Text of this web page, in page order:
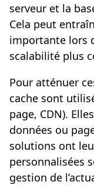
serveur et la
Cela peut
importante lors
scalabilité plus
Pour atténuer
cache sont
page, CDN).
données ou
solutions ont
personnalisées
gestion de